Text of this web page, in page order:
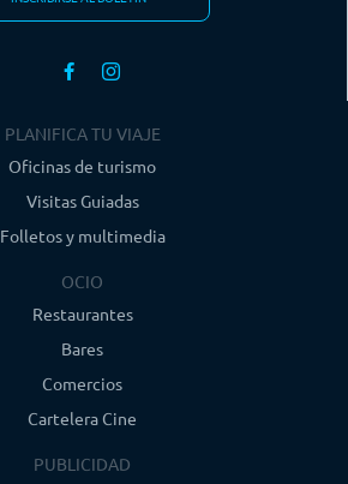
PLANIFICA TU VIAJE
Oficinas de turismo
Visitas Guiadas
Folletos y multimedia
OCIO
Restaurantes
Bares
Comercios
Cartelera Cine
PUBLICIDAD